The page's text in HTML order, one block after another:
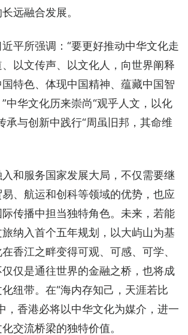
远融合发展。
平所强调：“要更好推动中华文化走
以文传声、以文化人，向世界阐释
特色、体现中国精神、蕴藏中国智
中华文化历来崇尚“观乎人文，以化
承与创新中践行“周虽旧邦，其命维
和服务国家发展大局，不仅需要继
、航运和创科等领域的优势，也应
传播中担当独特角色。未来，若能
纳入首个五年规划，以大屿山为基
香江之畔变得可观、可感、可学、
仅是通往世界的金融之桥，也将成
纽带。在“海内存知己，天涯若比
，香港必将以中华文化为媒介，进一
交流桥梁的独特价值。